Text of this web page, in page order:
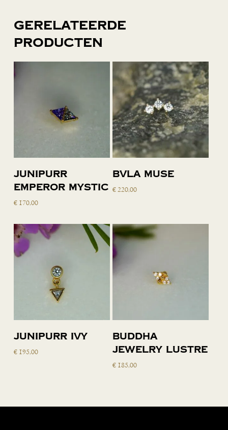
Gerelateerde
producten
Toevoegen
aan
Junipurr
Emperor Mystic
€170,00
BVLA Muse
€220,00
Toevoegen
winkelwagen
Junipurr Ivy
€195,00
Toevoegen
aan
Buddha
Jewelry Lustre
€ 185,00